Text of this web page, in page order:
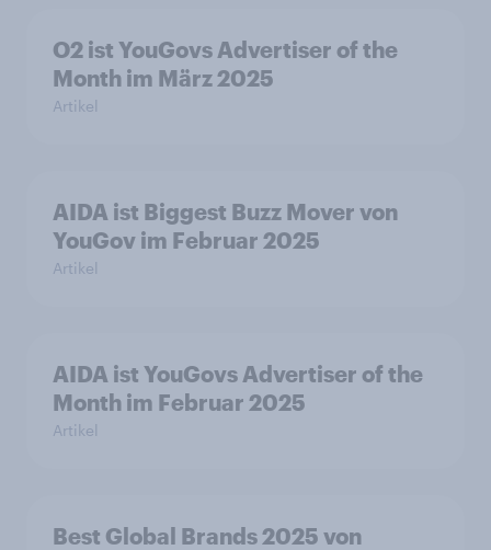
O2 ist YouGovs Advertiser of the
Month im März 2025
Artikel
AIDA ist Biggest Buzz Mover von
YouGov im Februar 2025
Artikel
AIDA ist YouGovs Advertiser of the
Month im Februar 2025
Artikel
Best Global Brands 2025 von